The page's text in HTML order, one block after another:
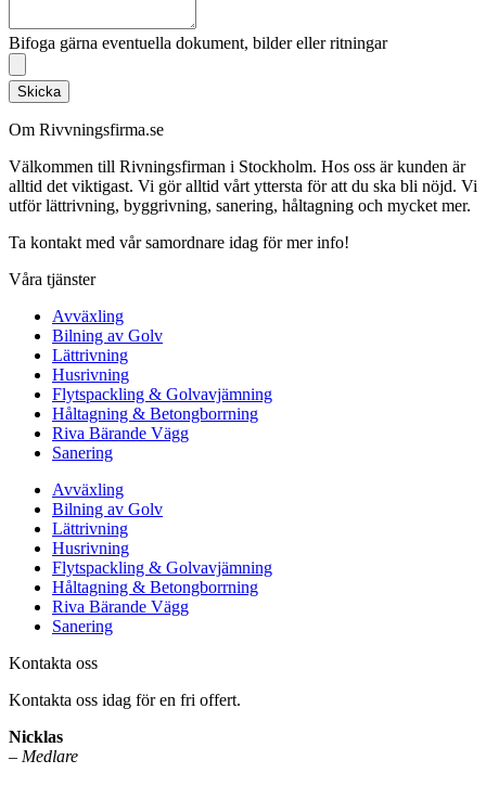
Bifoga gärna eventuella dokument, bilder eller ritningar
Skicka
Om Rivvningsfirma.se
Välkommen till Rivningsfirman i Stockholm. Hos oss är kunden är
alltid det viktigast. Vi gör alltid vårt yttersta för att du ska bli nöjd. Vi
utför lättrivning, byggrivning, sanering, håltagning och mycket mer.
Ta kontakt med vår samordnare idag för mer info!
Våra tjänster
Avväxling
Bilning av Golv
Lättrivning
Husrivning
Flytspackling & Golvavjämning
Håltagning & Betongborrning
Riva Bärande Vägg
Sanering
Avväxling
Bilning av Golv
Lättrivning
Husrivning
Flytspackling & Golvavjämning
Håltagning & Betongborrning
Riva Bärande Vägg
Sanering
Kontakta oss
Kontakta oss idag för en fri offert.
Nicklas
– Medlare